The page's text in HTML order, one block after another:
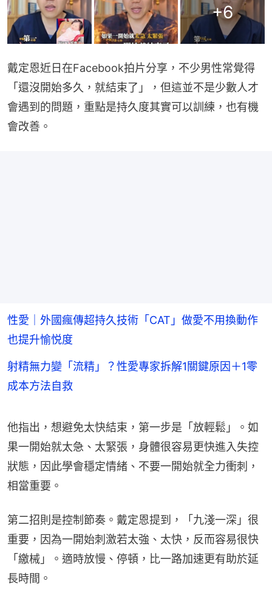
+6
戴定恩近日在Facebook拍片分享，不少男性常覺得
「還沒開始多久，就結束了」，但這並不是少數人才
會遇到的問題，重點是持久度其實可以訓練，也有機
會改善。
性愛｜外國瘋傳超持久技術「CAT」做愛不用換動作
也提升愉悦度
射精無力變「流精」？性愛專家拆解1關鍵原因＋1零
成本方法自救
他指出，想避免太快結束，第一步是「放輕鬆」。如
果一開始就太急、太緊張，身體很容易更快進入失控
狀態，因此學會穩定情緒、不要一開始就全力衝刺，
相當重要。
第二招則是控制節奏。戴定恩提到，「九淺一深」很
重要，因為一開始刺激若太強、太快，反而容易很快
「繳械」。適時放慢、停頓，比一路加速更有助於延
長時間。